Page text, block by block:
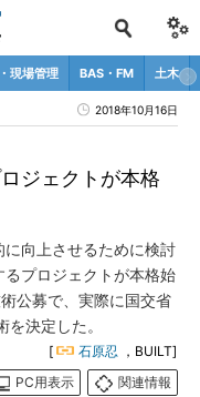
現場管理 BAS・FM 土木
2018年10月16日
ジェクトが本格
向上させるために検討
るプロジェクトが本格始
公募で、実際に国交省
決定した。
[ 石原忍 ，BUILT]
PC用表示
関連情報